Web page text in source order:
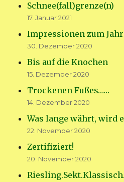
Schnee(fall)grenze(n)
17. Januar 2021
Impressionen zum
30. Dezember 2020
Bis auf die Knochen
15. Dezember 2020
Trockenen Fußes……
14. Dezember 2020
Was lange währt, wird
22. November 2020
Zertifiziert!
20. November 2020
Riesling.Sekt.Klassisch.